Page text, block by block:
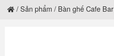
/Sản phẩm / Bàn ghế Cafe Bar